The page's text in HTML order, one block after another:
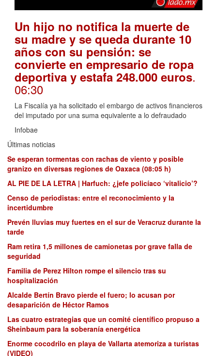
Un hijo no notifica la muerte de
su madre y se queda durante 10
años con su pensión: se
convierte en empresario de ropa
deportiva y estafa 248.000 euros.
06:30
La Fiscalía ya ha solicitado el embargo de activos financieros
del imputado por una suma equivalente a lo defraudado
Infobae
Últimas noticias
Se esperan tormentas con rachas de viento y posible
granizo en diversas regiones de Oaxaca (08:05 h)
AL PIE DE LA LETRA | Harfuch: ¿jefe policíaco ‘vitalicio’?
Censo de periodistas: entre el reconocimiento y la
incertidumbre
Prevén lluvias muy fuertes en el sur de Veracruz durante la
tarde
Ram retira 1,5 millones de camionetas por grave falla de
seguridad
Familia de Perez Hilton rompe el silencio tras su
hospitalización
Alcalde Bertín Bravo pierde el fuero; lo acusan por
desaparición de Héctor Ramos
Las cuatro estrategias que un comité científico propuso a
Sheinbaum para la soberanía energética
Enorme cocodrilo en playa de Vallarta atemoriza a turistas
(VIDEO)